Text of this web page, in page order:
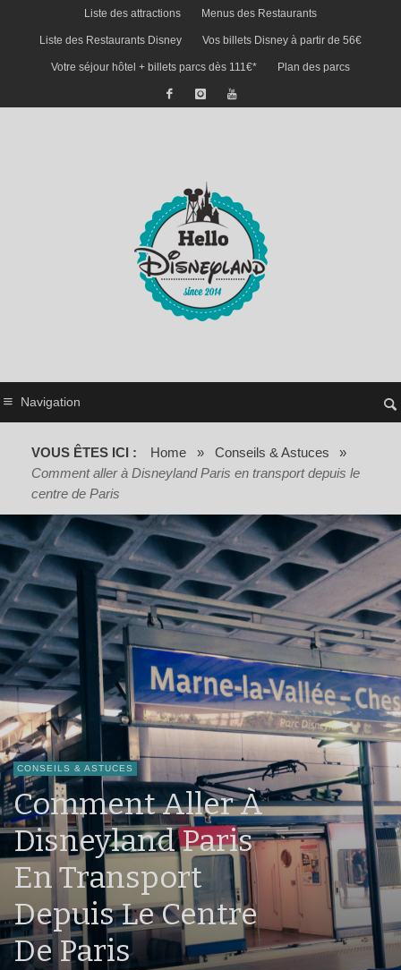
Liste des attractions Menus des Restaurants
Liste des Restaurants Disney Vos billets Disney à partir de 56€
Votre séjour hôtel + billets parcs dès 111€* Plan des parcs
Navigation
VOUS ÊTES ICI : Home » Conseils & Astuces
»
Comment aller à Disneyland Paris en transport depuis le
centre de Paris
CONSEILS & ASTUCES
Comment Aller À
Disneyland Paris
En Transport
Depuis Le Centre
De Paris